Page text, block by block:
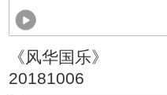
《风华国乐》
20181006